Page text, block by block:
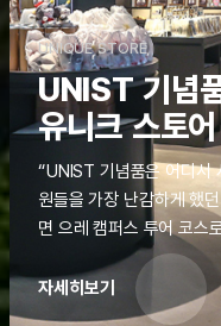
UNIQUE STORE
UNIST 기념
유니크 스토
“UNIST 기념품은 어디서
원들을 가장 난감하게 했
면 으레 캠퍼스 투어 코스
것’이 없었다. 학교 탐방
문하러 온 학부모도 빈손
을 달래줄 공간이 ‘유니크
자세히보기